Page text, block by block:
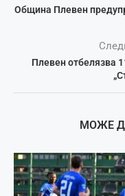
Община Плевен
Плевен отбелязва
МОЖЕ